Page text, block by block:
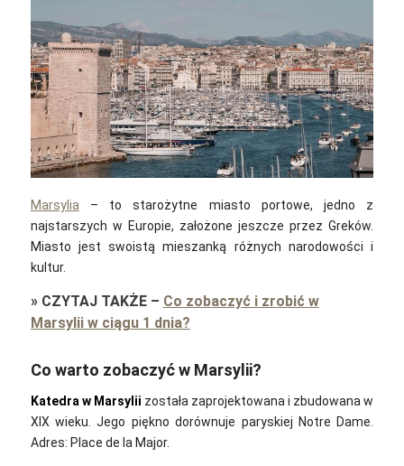
Marsylia – to starożytne miasto portowe, jedno z
najstarszych w Europie, założone jeszcze przez Greków.
Miasto jest swoistą mieszanką różnych narodowości i
kultur.
» CZYTAJ TAKŻE– Co zobaczyć i zrobić w
Marsylii w ciągu 1 dnia?
Co warto zobaczyć w Marsylii?
Katedra w Marsylii została zaprojektowana i zbudowana w
XIX wieku. Jego piękno dorównuje paryskiej Notre Dame.
Adres: Place de la Major.